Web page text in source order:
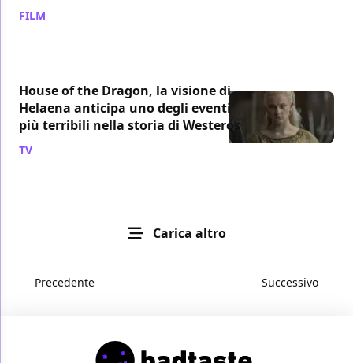
FILM
House of the Dragon, la visione di
Helaena anticipa uno degli eventi
più terribili nella storia di Westeros
TV
Carica altro
Precedente Successivo